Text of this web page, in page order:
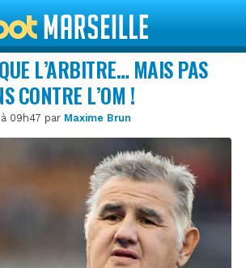
L’ARBITRE… MAIS PAS
CONTRE L’OM !
09h47 par Maxime Brun